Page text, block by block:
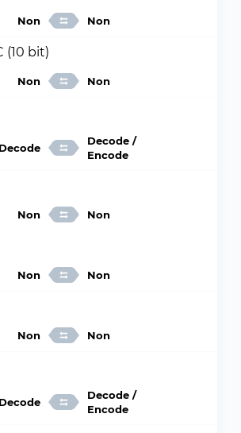
Non Non
(10 bit)
Non Non
Decode
Decode /
Encode
Non Non
Non Non
Non Non
Decode
Decode /
Encode